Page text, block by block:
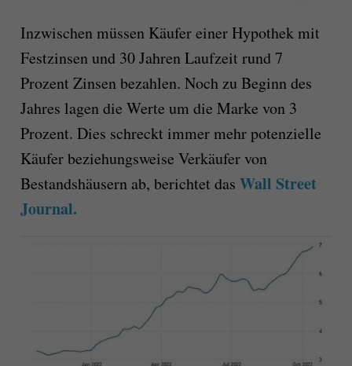
Inzwischen müssen Käufer einer Hypothek mit
Festzinsen und 30 Jahren Laufzeit rund 7
Prozent Zinsen bezahlen. Noch zu Beginn des
Jahres lagen die Werte um die Marke von 3
Prozent. Dies schreckt immer mehr potenzielle
Käufer beziehungsweise Verkäufer von
Bestandshäusern ab, berichtet das Wall Street
Journal.